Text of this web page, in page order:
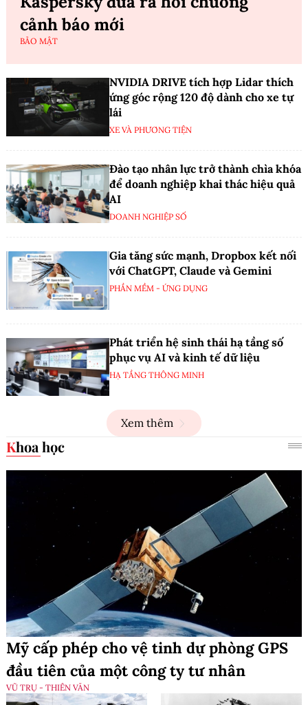
cảnh báo mới
BẢO MẬT
NVIDIA DRIVE tích hợp Lidar thích
ứng góc rộng 120 độ dành cho xe tự
lái
XE VÀ PHƯƠNG TIỆN
Đào tạo nhân lực trở thành chìa khóa
để doanh nghiệp khai thác hiệu quả
AI
DOANH NGHIỆP SỐ
Gia tăng sức mạnh, Dropbox kết nối
với ChatGPT, Claude và Gemini
PHẦN MỀM - ỨNG DỤNG
Phát triển hệ sinh thái hạ tầng số
phục vụ AI và kinh tế dữ liệu
HẠ TẦNG THÔNG MINH
Xem thêm
Khoa học
Mỹ cấp phép cho vệ tinh dự phòng GPS
đầu tiên của một công ty tư nhân
VŨ TRỤ - THIÊN VĂN